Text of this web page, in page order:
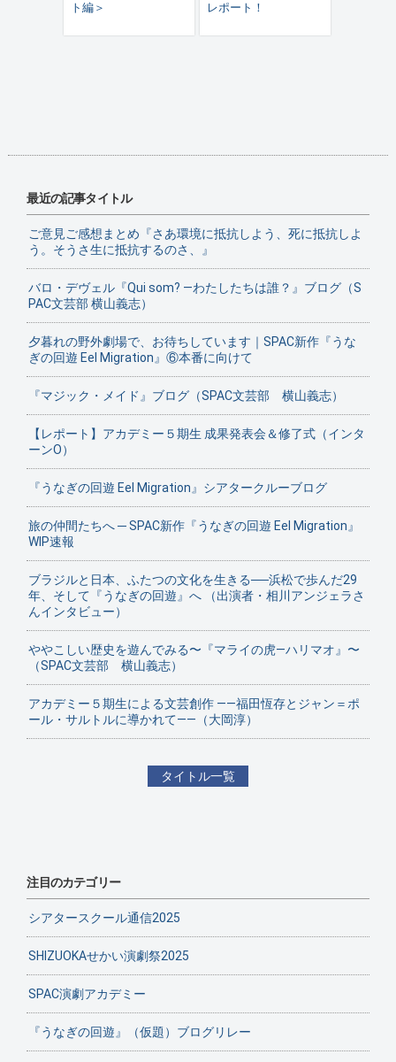
ト編＞
レポート！
最近の記事タイトル
ご意見ご感想まとめ『さあ環境に抵抗しよう、死に抵抗しよ
う。そうさ生に抵抗するのさ、』
バロ・デヴェル『Qui som? ―わたしたちは誰？』ブログ（S
PAC文芸部 横山義志）
夕暮れの野外劇場で、お待ちしています｜SPAC新作『うな
ぎの回遊 Eel Migration』⑥本番に向けて
『マジック・メイド』ブログ（SPAC文芸部 横山義志）
【レポート】アカデミー５期生 成果発表会＆修了式（インタ
ーンO）
『うなぎの回遊 Eel Migration』シアタークルーブログ
旅の仲間たちへ ─ SPAC新作『うなぎの回遊 Eel Migration』
WIP速報
ブラジルと日本、ふたつの文化を生きる──浜松で歩んだ29
年、そして『うなぎの回遊』へ （出演者・相川アンジェラさ
んインタビュー）
ややこしい歴史を遊んでみる〜『マライの虎—ハリマオ』〜
（SPAC文芸部 横山義志）
アカデミー５期生による文芸創作 ——福田恆存とジャン＝ポ
ール・サルトルに導かれて——（大岡淳）
タイトル一覧
注目のカテゴリー
シアタースクール通信2025
SHIZUOKAせかい演劇祭2025
SPAC演劇アカデミー
『うなぎの回遊』（仮題）ブログリレー